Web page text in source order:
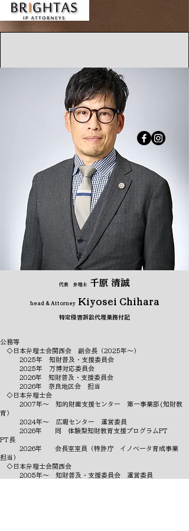
代表 弁理士 千原 清誠
head & Attorney Kiyosei Chihara
特定侵害訴訟代理業務付記
公務等
◇日本弁理士会関西会 副会長（2025年～）
2025年 知財普及・支援委員会
2025年 万博対応委員会
2026年 知財普及・支援委員会
2026年 奈良地区会 担当
◇日本弁理士会
2007年～ 知的財産支援センター 第一事業部(知財教
育）
2024年～ 広報センター 運営委員
2026年 同 体験型知財教育支援プログラムPT
PT長
2026年 会長室室員（特許庁 イノベータ育成事業
担当）
◇日本弁理士会関西会
2005年～ 知財普及・支援委員会 運営委員